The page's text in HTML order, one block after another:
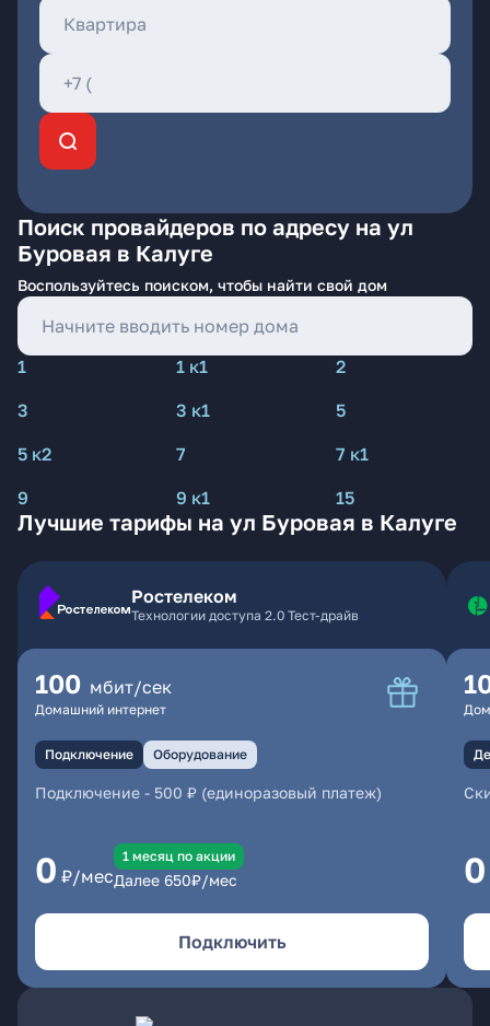
Поиск провайдеров по адресу на ул
Буровая в Калуге
Воспользуйтесь поиском, чтобы найти свой дом
1 1 к1
2
3
3 к1
5
5 к2
7
7 к1
9
9 к1 15
Лучшие тарифы на ул Буровая в Калуге
Ростелеком
Технологии доступа 2.0 Тест-драйв
100 мбит/сек
Домашний интернет
Подключение Оборудование
Подключение - 500 ₽ (единоразовый платеж)
0 ₽/мес
1 месяц по акции
Далее 650₽/мес
Подключить
0